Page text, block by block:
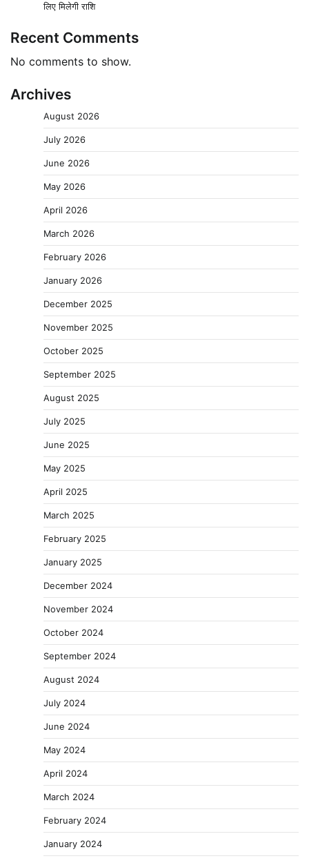
लिए मिलेगी राशि
Recent Comments
No comments to show.
Archives
August 2026
July 2026
June 2026
May 2026
April 2026
March 2026
February 2026
January 2026
December 2025
November 2025
October 2025
September 2025
August 2025
July 2025
June 2025
May 2025
April 2025
March 2025
February 2025
January 2025
December 2024
November 2024
October 2024
September 2024
August 2024
July 2024
June 2024
May 2024
April 2024
March 2024
February 2024
January 2024